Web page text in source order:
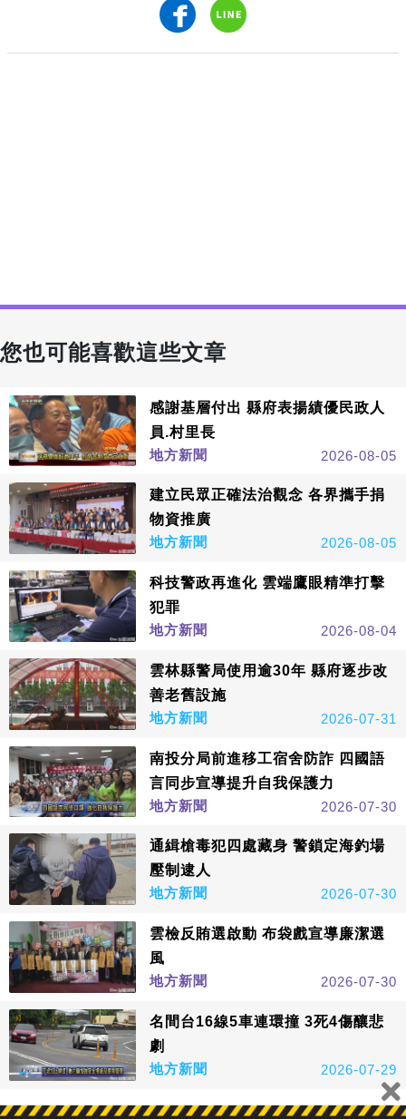
您也可能喜歡這些文章
感謝基層付出 縣府表揚績優民政人
員.村里長
地方新聞
2026-08-05
建立民眾正確法治觀念 各界攜手捐
物資推廣
地方新聞
2026-08-05
科技警政再進化 雲端鷹眼精準打擊
犯罪
地方新聞
2026-08-04
雲林縣警局使用逾30年 縣府逐步改
善老舊設施
地方新聞
2026-07-31
南投分局前進移工宿舍防詐 四國語
言同步宣導提升自我保護力
地方新聞
2026-07-30
通緝槍毒犯四處藏身 警鎖定海釣場
壓制逮人
地方新聞
2026-07-30
雲檢反賄選啟動 布袋戲宣導廉潔選
風
地方新聞
2026-07-30
名間台16線5車連環撞 3死4傷釀悲
劇
地方新聞
2026-07-29